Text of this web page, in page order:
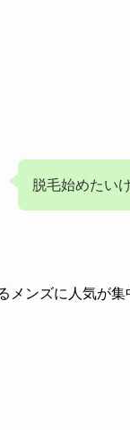
脱毛始めたい
メンズに人気が集